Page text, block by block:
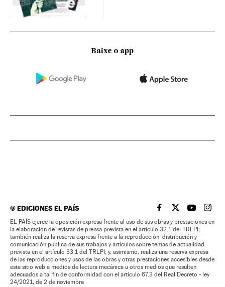
Baixe o app
©EDICIONES EL PAÍS EL PAÍS BRASIL EN
EL PAÍSEL PAÍS
EL
EL PAÍS ejerce la oposición expresa frente al uso de sus obras y prestaciones en
la elaboración de revistas de prensa prevista en el artículo 32.1 del TRLPI;
también realiza la reserva expresa frente a la reproducción, distribución y
comunicación pública de sus trabajos y artículos sobre temas de actualidad
prevista en el artículo 33.1 del TRLPI; y, asimismo, realiza una reserva expresa
de las reproducciones y usos de las obras y otras prestaciones accesibles desde
este sitio web a medios de lectura mecánica u otros medios que resulten
adecuados a tal fin de conformidad con el artículo 67.3 del Real Decreto - ley
24/2021, de 2 de noviembre